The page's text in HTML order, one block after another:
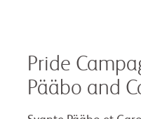
Pride
Pääbo and